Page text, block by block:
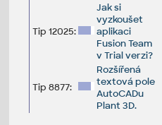
Tip 12025:
Jak si
vyzkoušet
aplikaci
Fusion Team
v Trial verzi?
Tip 8877:
Rozšířená
textová pole
AutoCADu
Plant 3D.